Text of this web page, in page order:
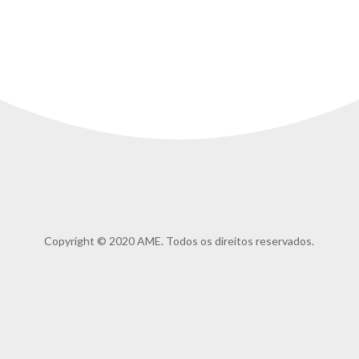
Copyright © 2020 AME. Todos os direitos reservados.